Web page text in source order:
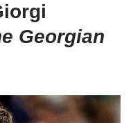
Georgian